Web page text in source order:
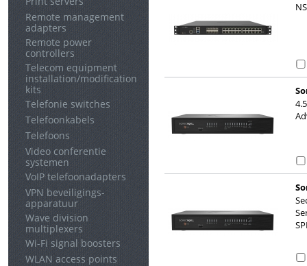
Remote management
adapters
Remote power
controllers
Telecom equipment
installation/modification
kits
Telefonie switches
Telefoonkabels
Telefoons
Video conferentie
systemen
VoIP telefoonadapters
VPN beveiligings-
apparatuur
Wave division
multiplexers
Wi-Fi signal boosters
WLAN access points